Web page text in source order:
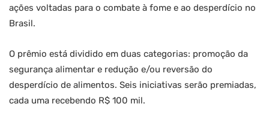
ações voltadas para o combate à fome e ao desperdício no
Brasil.
O prêmio está dividido em duas categorias: promoção da
segurança alimentar e redução e/ou reversão do
desperdício de alimentos. Seis iniciativas serão premiadas,
cada uma recebendo R$ 100 mil.